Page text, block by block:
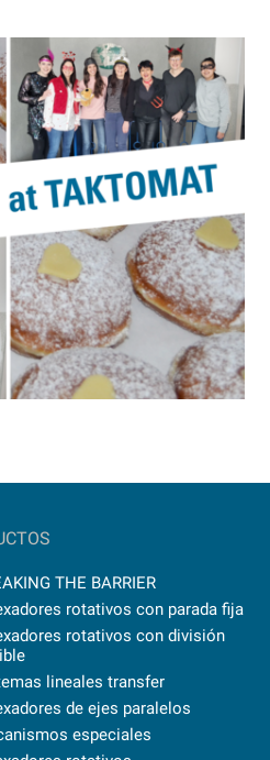
THE BARRIER
rotativos con parada fija
rotativos con división
lineales transfer
de ejes paralelos
especiales